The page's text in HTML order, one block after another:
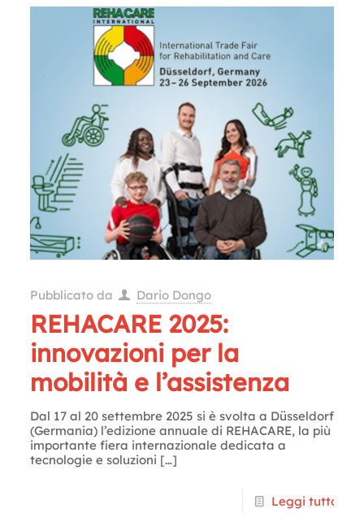
Pubblicato da Dario Dongo
REHACARE 2025:
innovazioni per la
mobilità e l’assistenza
Dal 17 al 20 settembre 2025 si è svolta a Düsseldorf
(Germania) l’edizione annuale di REHACARE, la più
importante fiera internazionale dedicata a
tecnologie e soluzioni […]
Leggi tutto